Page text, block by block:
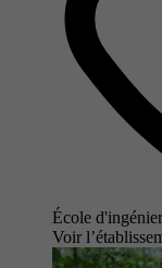
École
Voir